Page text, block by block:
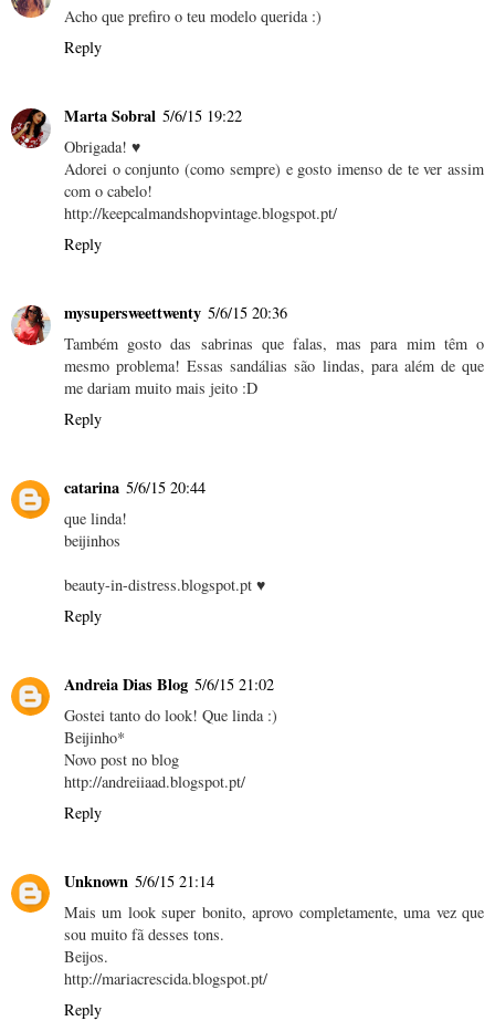
Acho que prefiro o teu modelo querida :)
Reply
Marta Sobral 5/6/15 19:22
Obrigada! ♥
Adorei o conjunto (como sempre) e gosto imenso de te ver assim
com o cabelo!
http://keepcalmandshopvintage.blogspot.pt/
Reply
mysupersweettwenty 5/6/15 20:36
Também gosto das sabrinas que falas, mas para mim têm o
mesmo problema! Essas sandálias são lindas, para além de que
me dariam muito mais jeito :D
Reply
catarina 5/6/15 20:44
que linda!
beijinhos
beauty-in-distress.blogspot.pt ♥
Reply
Andreia Dias Blog 5/6/15 21:02
Gostei tanto do look! Que linda :)
Beijinho*
Novo post no blog
http://andreiiaad.blogspot.pt/
Reply
Unknown 5/6/15 21:14
Mais um look super bonito, aprovo completamente, uma vez que
sou muito fã desses tons.
Beijos.
http://mariacrescida.blogspot.pt/
Reply